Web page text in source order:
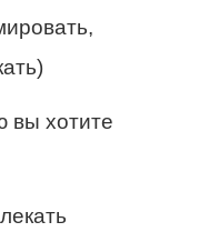
вы хотите